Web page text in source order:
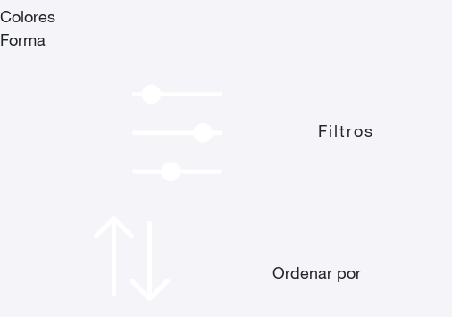
Colores
Forma
Filtros
Ordenar por